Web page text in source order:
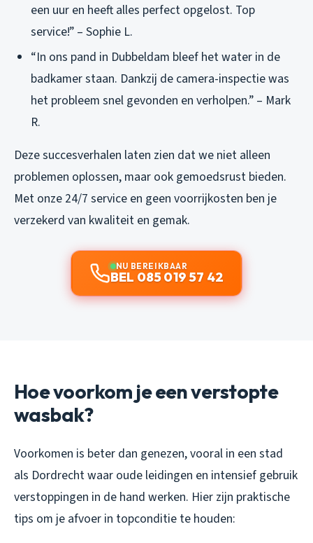
een uur en heeft alles perfect opgelost. Top
service!” – Sophie L.
“In ons pand in Dubbeldam bleef het water in de
badkamer staan. Dankzij de camera-inspectie was
het probleem snel gevonden en verholpen.” – Mark
R.
Deze succesverhalen laten zien dat we niet alleen
problemen oplossen, maar ook gemoedsrust bieden.
Met onze 24/7 service en geen voorrijkosten ben je
verzekerd van kwaliteit en gemak.
NU BEREIKBAAR
BEL 085 019 57 42
Hoe voorkom je een verstopte
wasbak?
Voorkomen is beter dan genezen, vooral in een stad
als Dordrecht waar oude leidingen en intensief gebruik
verstoppingen in de hand werken. Hier zijn praktische
tips om je afvoer in topconditie te houden: